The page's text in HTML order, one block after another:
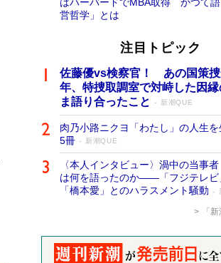
営哲学」とは
注目トピック
佐藤優vs検察官！ あの国策
年、特捜取調室で対峙した因
ま語り合ったこと
新潮QUE
肉乃小路ニクヨ「わたし」の人生
5冊
新潮QUE
〈本人インタビュー〉渦中の当事者
は何を語ったのか――「フジテレビ
「橋本愛」とのハラスメント騒動
「